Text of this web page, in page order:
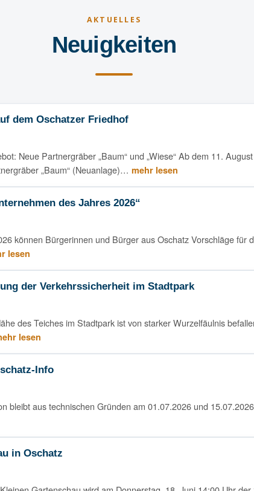
AKTUELLES
Neuigkeiten
dem Oschatzer Friedhof
Neue Partnergräber „Baum“ und „Wiese“ Ab dem 11.
„Baum“ (Neuanlage)… mehr lesen
des Jahres 2026“
können Bürgerinnen und Bürger aus Oschatz Vorschläge für
lesen
der Verkehrssicherheit im Stadtpark
des Teiches im Stadtpark ist von starker Wurzelfäulnis
lesen
Info
bleibt aus technischen Gründen am 01.07.2026 und
in Oschatz